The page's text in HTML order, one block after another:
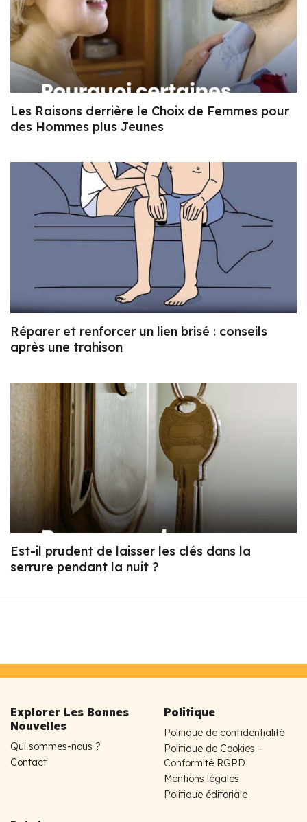
Les Raisons derrière le Choix de Femmes pour
des Hommes plus Jeunes
Réparer et renforcer un lien brisé : conseils
après une trahison
Est-il prudent de laisser les clés dans la
serrure pendant la nuit ?
Explorer Les Bonnes
Nouvelles
Qui sommes-nous ?
Contact
Politique
Politique de confidentialité
Politique de Cookies –
Conformité RGPD
Mentions légales
Politique éditoriale